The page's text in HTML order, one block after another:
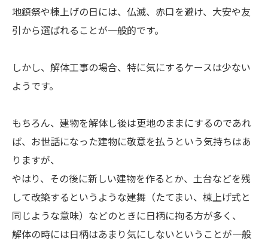
地鎮祭や棟上げの日には、仏滅、赤口を避け、大安や友
引から選ばれることが一般的です。
しかし、解体工事の場合、特に気にするケースは少ない
ようです。
もちろん、建物を解体し後は更地のままにするのであれ
ば、お世話になった建物に敬意を払うという気持ちはあ
りますが、
やはり、その後に新しい建物を作るとか、土台などを残
して改築するというような建舞（たてまい、棟上げ式と
同じような意味）などのときに日柄に拘る方が多く、
解体の時には日柄はあまり気にしないということが一般